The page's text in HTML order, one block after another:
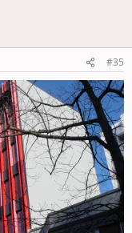
#35